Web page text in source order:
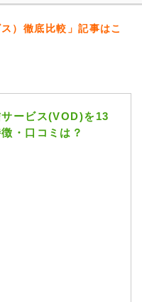
）徹底比較」記事はこ
ービス(VOD)を13
・口コミは？